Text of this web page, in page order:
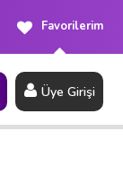
Favorilerim
Üye Girişi
Site İçi Arama